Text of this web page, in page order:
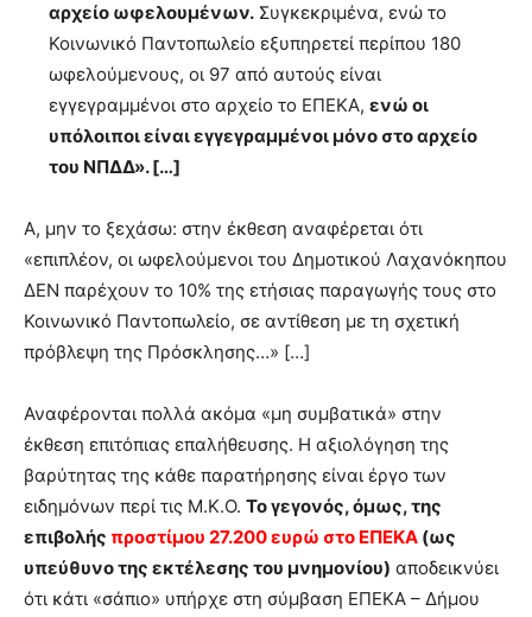
αρχείο ωφελουμένων. Συγκεκριμένα, ενώ το
Κοινωνικό Παντοπωλείο εξυπηρετεί περίπου 180
ωφελούμενους, οι 97 από αυτούς είναι
εγγεγραμμένοι στο αρχείο το ΕΠΕΚΑ, ενώ οι
υπόλοιποι είναι εγγεγραμμένοι μόνο στο αρχείο
του ΝΠΔΔ». […]
Α, μην το ξεχάσω: στην έκθεση αναφέρεται ότι
«επιπλέον, οι ωφελούμενοι του Δημοτικού Λαχανόκηπου
ΔΕΝ παρέχουν το 10% της ετήσιας παραγωγής τους στο
Κοινωνικό Παντοπωλείο, σε αντίθεση με τη σχετική
πρόβλεψη της Πρόσκλησης…» […]
Αναφέρονται πολλά ακόμα «μη συμβατικά» στην
έκθεση επιτόπιας επαλήθευσης. Η αξιολόγηση της
βαρύτητας της κάθε παρατήρησης είναι έργο των
ειδημόνων περί τις Μ.Κ.Ο. Το γεγονός, όμως, της
επιβολής προστίμου 27.200 ευρώ στο ΕΠΕΚΑ (ως
υπεύθυνο της εκτέλεσης του μνημονίου) αποδεικνύει
ότι κάτι «σάπιο» υπήρχε στη σύμβαση ΕΠΕΚΑ – Δήμου